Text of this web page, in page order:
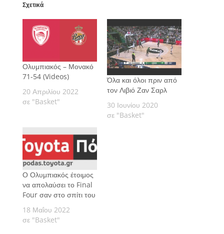
Σχετικά
Ολυμπιακός – Μονακό
71-54 (Videos)
20 Απριλίου 2022
σε "Basket"
Όλα και όλοι πριν από
τον Λιβιό Ζαν Σαρλ
30 Ιουνίου 2020
σε "Basket"
Ο Ολυμπιακός έτοιμος
να απολαύσει το Final
Four σαν στο σπίτι του
18 Μαΐου 2022
σε "Basket"